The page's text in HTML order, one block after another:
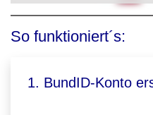
So funktioniert´s:
1. BundID-Konto